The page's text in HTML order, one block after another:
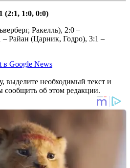
(2:1, 1:0, 0:0)
Ракелль), 2:0 –
Райан (Царник, Годро), 3:1 –
в Google News
выделите необходимый текст и
сообщить об этом редакции.